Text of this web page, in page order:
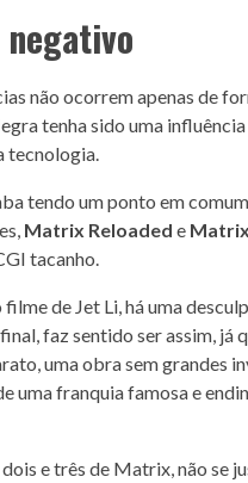
negativo
não ocorrem apenas de
tenha sido uma
tecnologia.
tendo um ponto em
Matrix Reloaded e
tacanho.
de Jet Li, há uma
faz sentido ser assim, já
uma obra sem grandes
uma franquia famosa e
e três de Matrix, não se